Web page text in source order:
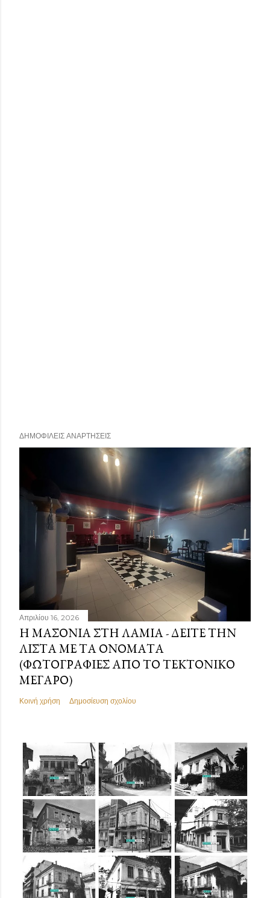
ΔΗΜΟΦΙΛΕΊΣ ΑΝΑΡΤΉΣΕΙΣ
Απριλίου 16, 2026
Η ΜΑΣΟΝΊΑ ΣΤΗ ΛΑΜΊΑ - ΔΕΊΤΕ ΤΗΝ
ΛΊΣΤΑ ΜΕ ΤΑ ΟΝΌΜΑΤΑ
(ΦΩΤΟΓΡΑΦΊΕΣ ΑΠΌ ΤΟ ΤΕΚΤΟΝΙΚΌ
ΜΈΓΑΡΟ)
Κοινή χρήση Δημοσίευση σχολίου